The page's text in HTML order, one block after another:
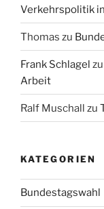
Verkehrspolitik
Thomas zu
Frank Schlagel zu
Arbeit
Ralf Muschall zu
KATEGORIEN
Bundestagswahl